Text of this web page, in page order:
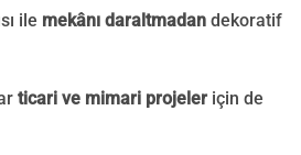
ile mekânı daraltmadandekoratif
ticari ve mimari projeleriçin de